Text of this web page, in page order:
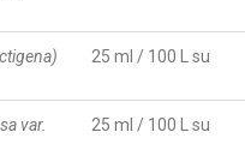
25 ml / 100 L su
var.
25 ml / 100 L su